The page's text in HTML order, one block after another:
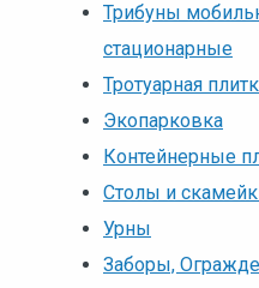
Трибуны
стационарные
Тротуарная
Экопарковка
Контейнерные
Столы и
Урны
Заборы,